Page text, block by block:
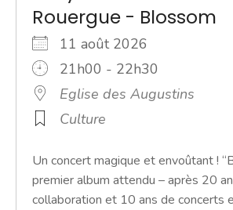
Rouergue - Blossom
11 août 2026
21h00 - 22h30
Eglise des Augustins
Culture
Un concert magique et envoûtant !
premier album attendu – après 20
collaboration et 10 ans de concerts